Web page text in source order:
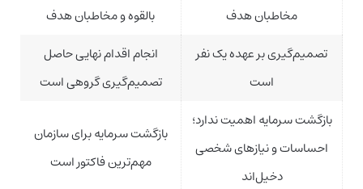
مخاطبان هدف
بالقوه و مخاطبان هدف
تصمیم‌گیری بر عهده یک نفر
است
انجام اقدام نهایی حاصل
تصمیم‌گیری گروهی است
بازگشت سرمایه اهمیت ندارد؛
احساسات و نیازهای شخصی
دخیل‌اند
بازگشت سرمایه برای سازمان
مهم‌ترین فاکتور است